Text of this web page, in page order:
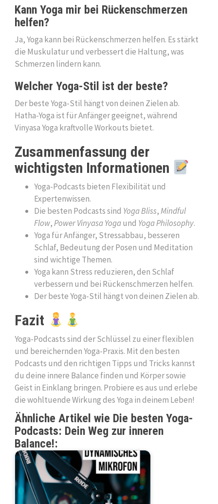
Kann Yoga mir bei Rückenschmerzen
helfen?
Ja, Yoga kann bei Rückenschmerzen helfen. Es stärkt
die Muskulatur und verbessert die Haltung, was
Schmerzen lindern kann.
Welcher Yoga-Stil ist der beste?
Der beste Yoga-Stil hängt von deinen Zielen ab.
Hatha-Yoga ist für Anfänger geeignet, während
Vinyasa Yoga kraftvolle Workouts bietet.
Zusammenfassung der
wichtigsten Informationen
Yoga-Podcasts bieten Flexibilität und
Expertenwissen.
Die besten Podcasts sind Yoga Bliss,Mindful
Flow,Power Vinyasa Yogaund Yoga Philosophy.
Yoga für Anfänger, Stressabbau, besseren
Schlaf, Bedeutung der Posen und Meditation
sind wichtige Themen.
Yoga kann Stress reduzieren, den Schlaf
verbessern und bei Rückenschmerzen helfen.
Der beste Yoga-Stil hängt von deinen Zielen ab.
Fazit
Yoga-Podcasts sind der Schlüssel zu einer flexiblen
und bereichernden Yoga-Praxis. Mit den besten
Podcasts und den richtigen Tipps und Tricks kannst
du deine innere Balance finden und Körper sowie
Geist in Einklang bringen. Probiere es aus und erlebe
die wohltuende Wirkung des Yoga in deinem Leben!
Ähnliche Artikel wie Die besten Yoga-
Podcasts: Dein Weg zur inneren
Balance!: